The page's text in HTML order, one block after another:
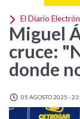
El Diario
Miguel
cruce:
donde
05 AGOSTO 2025 -